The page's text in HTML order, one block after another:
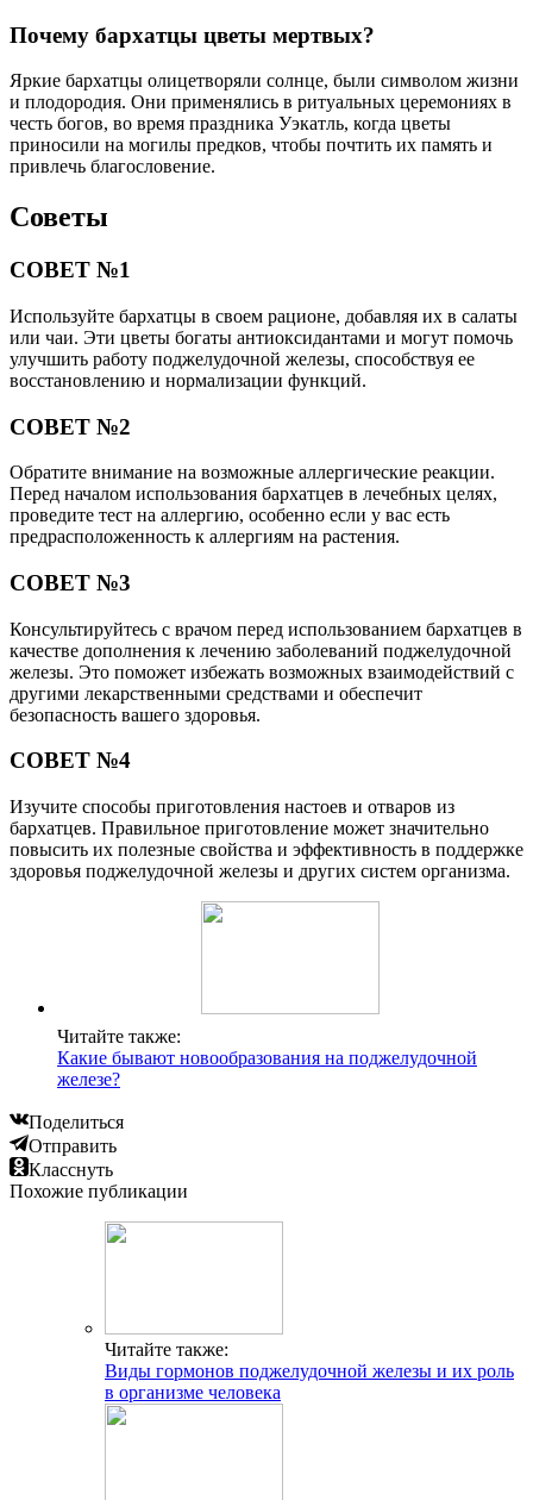
Почему бархатцы цветы мертвых?
Яркие бархатцы олицетворяли солнце, были символом жизни
и плодородия. Они применялись в ритуальных церемониях в
честь богов, во время праздника Уэкатль, когда цветы
приносили на могилы предков, чтобы почтить их память и
привлечь благословение.
Советы
СОВЕТ №1
Используйте бархатцы в своем рационе, добавляя их в салаты
или чаи. Эти цветы богаты антиоксидантами и могут помочь
улучшить работу поджелудочной железы, способствуя ее
восстановлению и нормализации функций.
СОВЕТ №2
Обратите внимание на возможные аллергические реакции.
Перед началом использования бархатцев в лечебных целях,
проведите тест на аллергию, особенно если у вас есть
предрасположенность к аллергиям на растения.
СОВЕТ №3
Консультируйтесь с врачом перед использованием бархатцев в
качестве дополнения к лечению заболеваний поджелудочной
железы. Это поможет избежать возможных взаимодействий с
другими лекарственными средствами и обеспечит
безопасность вашего здоровья.
СОВЕТ №4
Изучите способы приготовления настоев и отваров из
бархатцев. Правильное приготовление может значительно
повысить их полезные свойства и эффективность в поддержке
здоровья поджелудочной железы и других систем организма.
Читайте также:
Какие бывают новообразования на поджелудочной
железе?
Поделиться
Отправить
Класснуть
Похожие публикации
Читайте также:
Виды гормонов поджелудочной железы и их роль
в организме человека